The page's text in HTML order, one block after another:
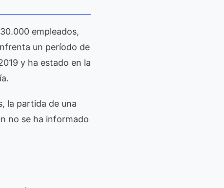
empleados,
un período de
y ha estado en la
la partida de una
no se ha informado